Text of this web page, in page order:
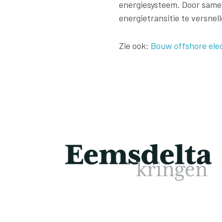
energiesysteem. Door
energietransitie te
Zie ook: Bouw offshore